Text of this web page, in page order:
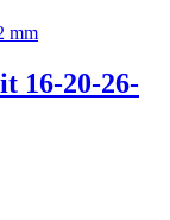
16-20-26-